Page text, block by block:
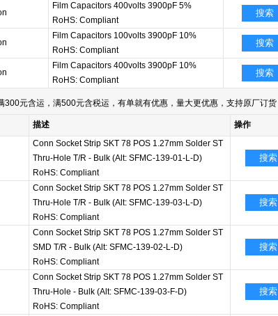
Film Capacitors 400volts 3900pF 5%
RoHS: Compliant
搜索
Film Capacitors 100volts 3900pF 10%
RoHS: Compliant
搜索
Film Capacitors 400volts 3900pF 10%
RoHS: Compliant
搜索
元含运，满500元含税运，有单就有优惠，量大更优惠，支持原厂订货
描述 操作
Conn Socket Strip SKT 78 POS 1.27mm Solder ST
Thru-Hole T/R - Bulk (Alt: SFMC-139-01-L-D)
RoHS: Compliant
搜索
Conn Socket Strip SKT 78 POS 1.27mm Solder ST
Thru-Hole T/R - Bulk (Alt: SFMC-139-03-L-D)
RoHS: Compliant
搜索
Conn Socket Strip SKT 78 POS 1.27mm Solder ST
SMD T/R - Bulk (Alt: SFMC-139-02-L-D)
RoHS: Compliant
搜索
Conn Socket Strip SKT 78 POS 1.27mm Solder ST
Thru-Hole - Bulk (Alt: SFMC-139-03-F-D)
RoHS: Compliant
搜索